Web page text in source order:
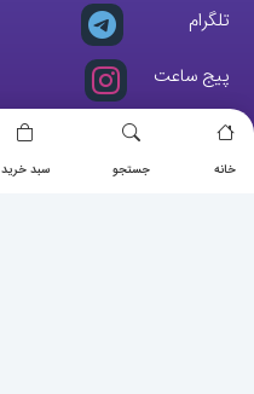
خانه جستجو سبد خرید
شماره تماس ثابت:26746972
پیج ساعت